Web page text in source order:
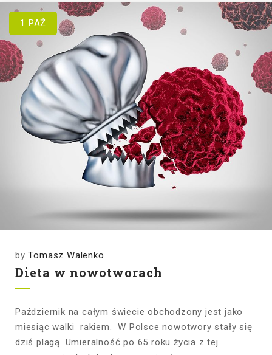
1 PAŹ
byTomasz Walenko
Dieta w nowotworach
Październik na całym świecie obchodzony jest jako
miesiąc walki rakiem. W Polsce nowotwory stały się
dziś plagą. Umieralność po 65 roku życia z tej